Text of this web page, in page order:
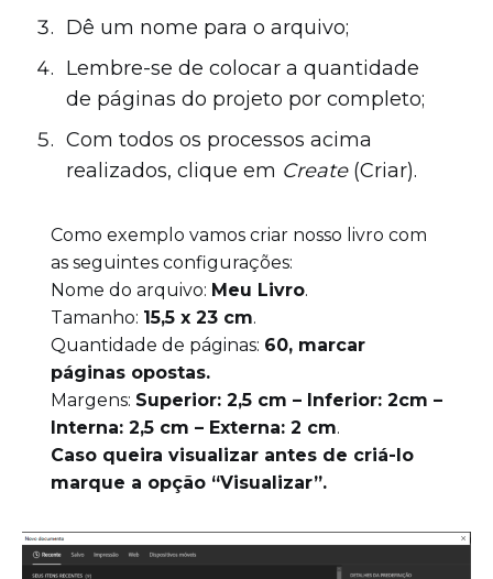
Dê um nome para o arquivo;
Lembre-se de colocar a quantidade
de páginas do projeto por completo;
Com todos os processos acima
realizados, clique em Create(Criar).
Como exemplo vamos criar nosso livro com
as seguintes configurações:
Nome do arquivo: Meu Livro.
Tamanho: 15,5 x 23 cm.
Quantidade de páginas: 60, marcar
páginas opostas.
Margens: Superior: 2,5 cm – Inferior: 2cm –
Interna: 2,5 cm – Externa: 2 cm.
Caso queira visualizar antes de criá-lo
marque a opção “Visualizar”.